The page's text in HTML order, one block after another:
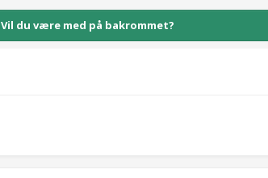
Vil du være med på bakrommet?